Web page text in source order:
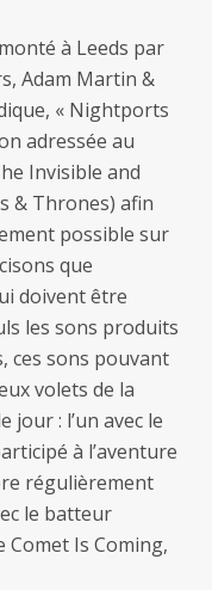
à Leeds par
Adam Martin &
« Nightports
adressée au
Invisible and
& Thrones) afin
possible sur
que
doivent être
les sons produits
ces sons pouvant
volets de la
jour : l’un avec le
à l’aventure
régulièrement
le batteur
Comet Is Coming,